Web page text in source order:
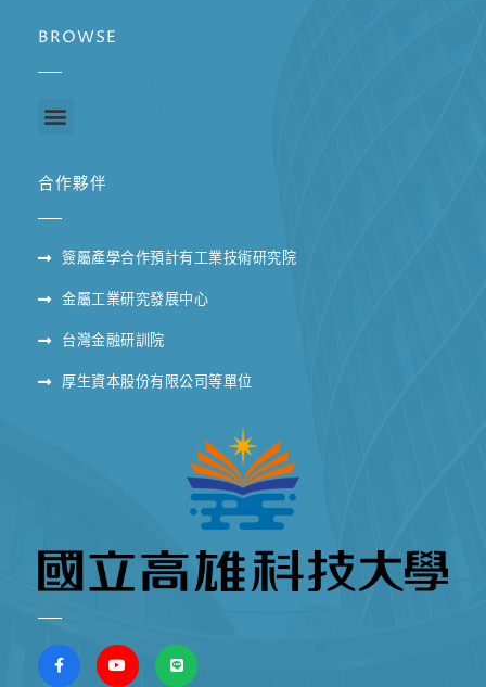
BROWSE
合作夥伴
簽屬產學合作預計有工業技術研究院
金屬工業研究發展中心
台灣金融研訓院
厚生資本股份有限公司等單位